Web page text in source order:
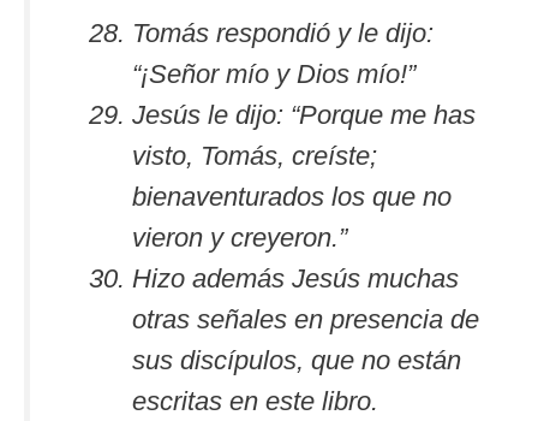
Tomás respondió y le dijo:
“¡Señor mío y Dios mío!”
Jesús le dijo: “Porque me has
visto, Tomás, creíste;
bienaventurados los que no
vieron y creyeron.”
Hizo además Jesús muchas
otras señales en presencia de
sus discípulos, que no están
escritas en este libro.